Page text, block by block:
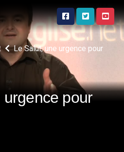
Le Salut, une urgence pour
urgence pour